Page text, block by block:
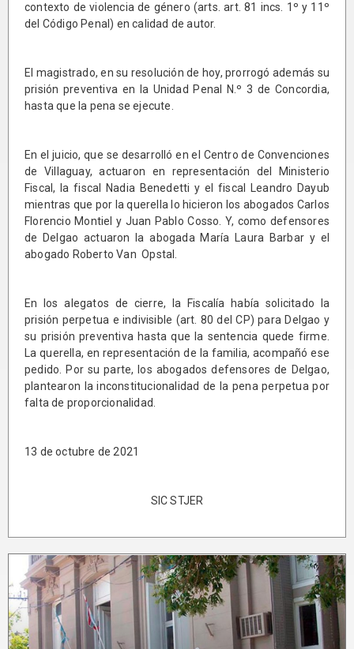
contexto de violencia de género (arts. art. 81 incs. 1º y 11º
del Código Penal) en calidad de autor.
El magistrado, en su resolución de hoy, prorrogó además su
prisión preventiva en la Unidad Penal N.º 3 de Concordia,
hasta que la pena se ejecute.
En el juicio, que se desarrolló en el Centro de Convenciones
de Villaguay, actuaron en representación del Ministerio
Fiscal, la fiscal Nadia Benedetti y el fiscal Leandro Dayub
mientras que por la querella lo hicieron los abogados Carlos
Florencio Montiel y Juan Pablo Cosso. Y, como defensores
de Delgao actuaron la abogada María Laura Barbar y el
abogado Roberto Van Opstal.
En los alegatos de cierre, la Fiscalía había solicitado la
prisión perpetua e indivisible (art. 80 del CP) para Delgao y
su prisión preventiva hasta que la sentencia quede firme.
La querella, en representación de la familia, acompañó ese
pedido. Por su parte, los abogados defensores de Delgao,
plantearon la inconstitucionalidad de la pena perpetua por
falta de proporcionalidad.
13 de octubre de 2021
SIC STJER